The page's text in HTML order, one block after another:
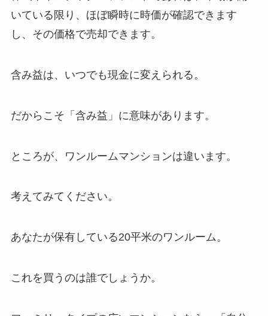
いている限り、ほぼ瞬時に時価が確認できます
し、その価格で売却できます。
含み益は、いつでも現金に変えられる。
だからこそ「含み益」に意味があります。
ところが、ワンルームマンションは違います。
考えてみてください。
あなたが保有している20平米のワンルーム。
これを買うのは誰でしょうか。